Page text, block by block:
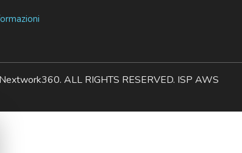
ALL RIGHTS RESERVED. ISP AWS